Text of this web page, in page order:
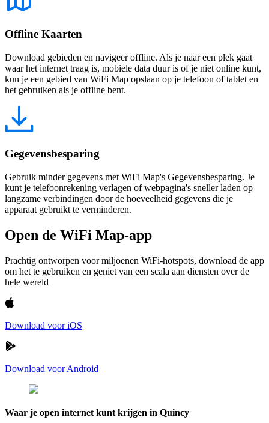
Offline Kaarten
Download gebieden en navigeer offline. Als je naar een plek gaat
waar het internet traag is, mobiele data duur is of je niet online kunt,
kun je een gebied van WiFi Map opslaan op je telefoon of tablet en
het gebruiken als je offline bent.
Gegevensbesparing
Gebruik minder gegevens met WiFi Map's Gegevensbesparing. Je
kunt je telefoonrekening verlagen of webpagina's sneller laden op
langzame verbindingen door de hoeveelheid gegevens die je
apparaat gebruikt te verminderen.
Open de WiFi Map-app
Prachtig ontworpen voor miljoenen WiFi-hotspots, download de app
om het te gebruiken en geniet van een scala aan diensten over de
hele wereld
Download voor iOS
Download voor Android
Waar je open internet kunt krijgen in Quincy